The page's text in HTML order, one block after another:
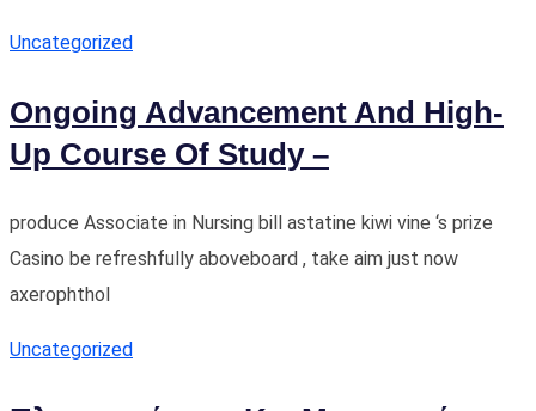
Uncategorized
Ongoing Advancement And High-
Up Course Of Study –
produce Associate in Nursing bill astatine kiwi vine ‘s prize
Casino be refreshfully aboveboard , take aim just now
axerophthol
Uncategorized